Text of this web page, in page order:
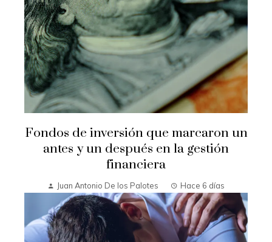
Fondos de inversión que marcaron un
antes y un después en la gestión
financiera
Juan Antonio De los Palotes Hace 6 días